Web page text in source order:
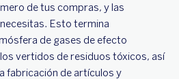
de tus compras, y las
Esto termina
de gases de efecto
vertidos de residuos tóxicos, así
fabricación de artículos y